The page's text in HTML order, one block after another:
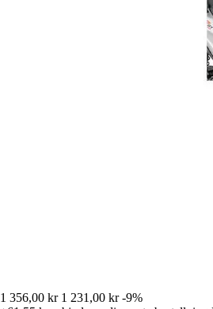
1 356,00 kr 1 231,00 kr -9%